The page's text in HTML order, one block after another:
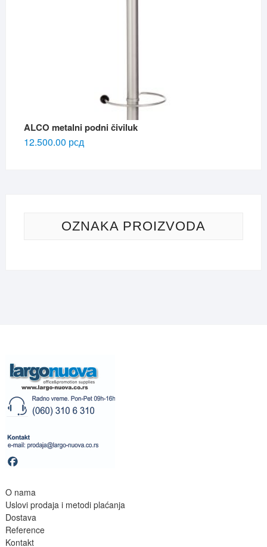
ALCO metalni podni čiviluk
12.500.00 рсд
OZNAKA PROIZVODA
O nama
Uslovi prodaja i metodi plaćanja
Dostava
Reference
Kontakt